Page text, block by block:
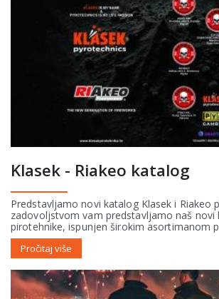
Klasek - Riakeo katalog
Predstavljamo novi katalog Klasek i Riakeo
zadovoljstvom vam predstavljamo naš novi
pirotehnike, ispunjen širokim asortimanom
Pročitaj više